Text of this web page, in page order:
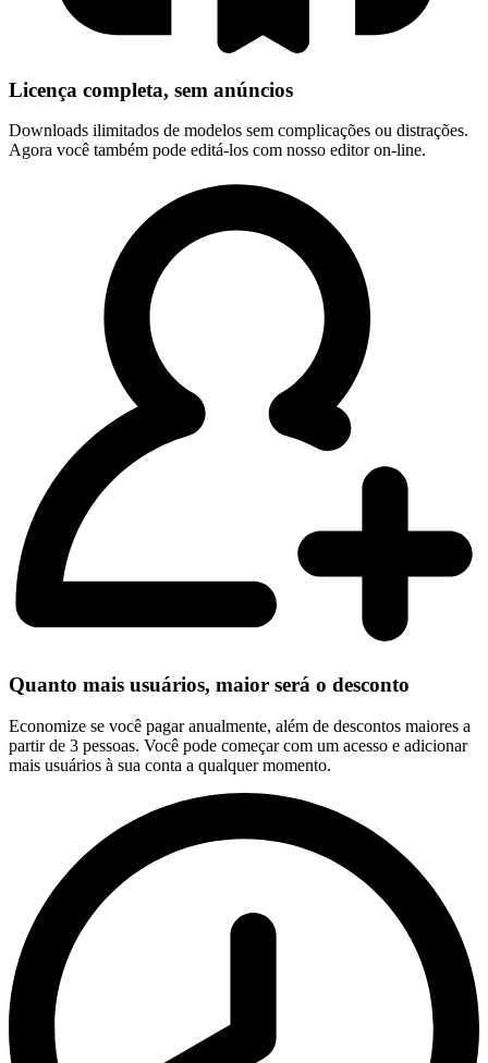
Licença completa, sem anúncios
Downloads ilimitados de modelos sem complicações ou distrações.
Agora você também pode editá-los com nosso editor on-line.
Quanto mais usuários, maior será o desconto
Economize se você pagar anualmente, além de descontos maiores a
partir de 3 pessoas. Você pode começar com um acesso e adicionar
mais usuários à sua conta a qualquer momento.